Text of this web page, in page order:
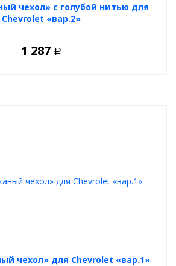
чехол» с голубой нитью для
Chevrolet «вар.2»
1 287 Р
чехол» для Chevrolet «вар.1»